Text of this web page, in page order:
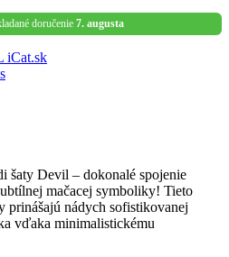
doručenie 7. augusta
šaty Devil – dokonalé spojenie
mačacej symboliky! Tieto
prinášajú nádych sofistikovanej
vďaka minimalistickému